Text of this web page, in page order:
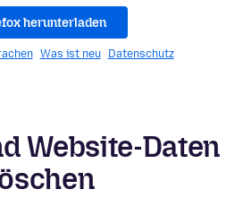
herunterladen
Was ist neu Datenschutz
Website-Daten